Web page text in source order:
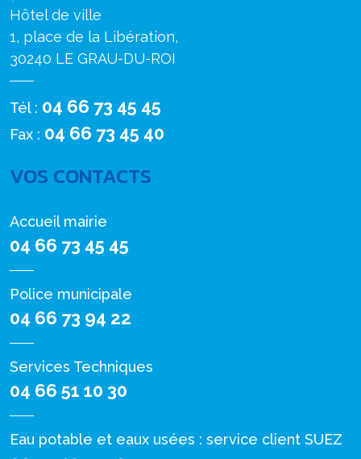
Hôtel de ville
1, place de la Libération,
30240 LE GRAU-DU-ROI
Tél : 04 66 73 45 45
Fax : 04 66 73 45 40
VOS CONTACTS
Accueil mairie
04 66 73 45 45
Police municipale
04 66 73 94 22
Services Techniques
04 66 51 10 30
Eau potable et eaux usées : service client SUEZ